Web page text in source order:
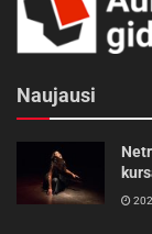
Naujausi